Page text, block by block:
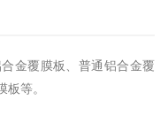
金覆膜板、普通铝合金覆
等。